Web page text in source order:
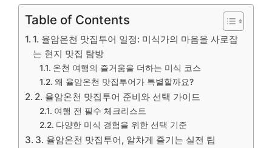
Table of Contents
1. 율암온천 맛집투어 일정: 미식가의 마음을 사로잡
는 현지 맛집 탐방
온천 여행의 즐거움을 더하는 미식 코스
왜 율암온천 맛집투어가 특별할까요?
2. 율암온천 맛집투어 준비와 선택 가이드
여행 전 필수 체크리스트
다양한 미식 경험을 위한 선택 기준
3. 율암온천 맛집투어, 알차게 즐기는 실전 팁